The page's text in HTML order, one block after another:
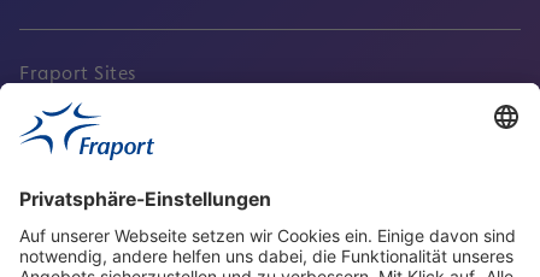
Fraport Sites
Aktuell
Service